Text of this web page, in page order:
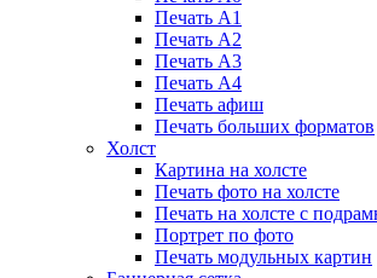
Печать А1
Печать А2
Печать А3
Печать А4
Печать афиш
Печать больших форматов
Холст
Картина на холсте
Печать фото на холсте
Печать на холсте с
Портрет по фото
Печать модульных картин